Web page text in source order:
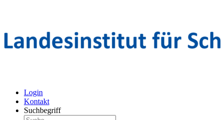
Login
Kontakt
Suchbegriff